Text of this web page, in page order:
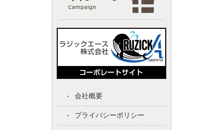
会社概要
プライバシーポリシー